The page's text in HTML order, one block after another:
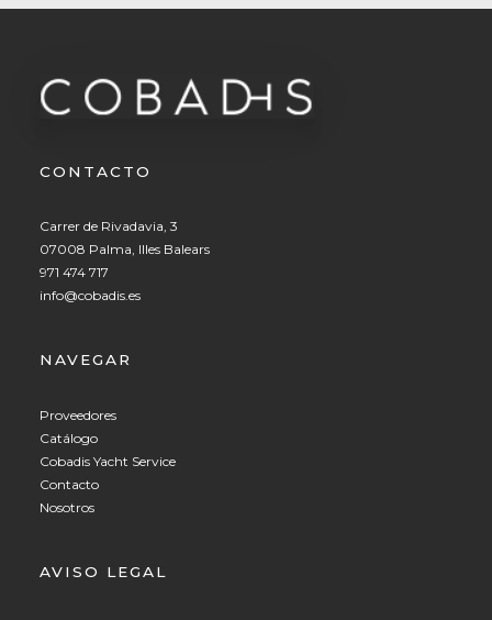
CONTACTO
Carrer de Rivadavia, 3
07008 Palma, Illes Balears
971 474 717
info@cobadis.es
NAVEGAR
Proveedores
Catálogo
Cobadis Yacht Service
Contacto
Nosotros
AVISO LEGAL